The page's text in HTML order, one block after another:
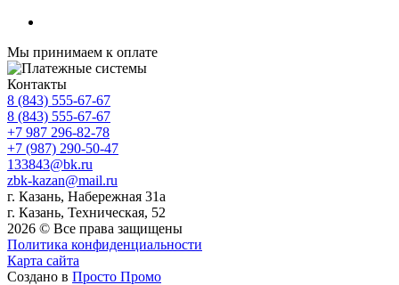
Мы принимаем к оплате
Контакты
8 (843) 555-67-67
8 (843) 555-67-67
+7 987 296-82-78
+7 (987) 290-50-47
133843@bk.ru
zbk-kazan@mail.ru
г. Казань, Набережная 31а
г. Казань, Техническая, 52
2026 © Все права защищены
Политика конфиденциальности
Карта сайта
Создано в Просто Промо